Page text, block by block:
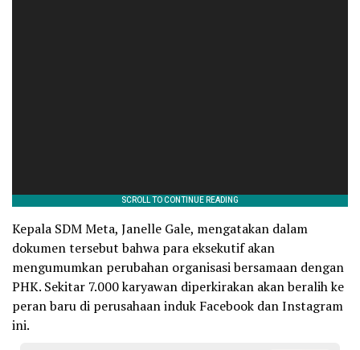
Kepala SDM Meta, Janelle Gale, mengatakan dalam
dokumen tersebut bahwa para eksekutif akan
mengumumkan perubahan organisasi bersamaan dengan
PHK. Sekitar 7.000 karyawan diperkirakan akan beralih ke
peran baru di perusahaan induk Facebook dan Instagram
ini.